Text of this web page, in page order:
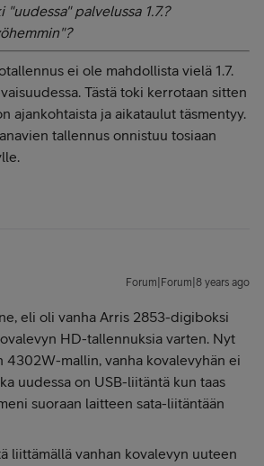
"uudessa" palvelussa 1.7.?
ei ole mahdollista vielä 1.7.
Tästä toki kerrotaan sitten
ajankohtaista ja aikataulut täsmentyy.
tallennus onnistuu tosiaan
Forum|Forum|8 years ago
eli oli vanha Arris 2853-digiboksi
HD-tallennuksia varten. Nyt
4302W-mallin, vanha kovalevyhän ei
uudessa on USB-liitäntä kun taas
suoraan laitteen sata-liitäntään
liittämällä vanhan kovalevyn uuteen